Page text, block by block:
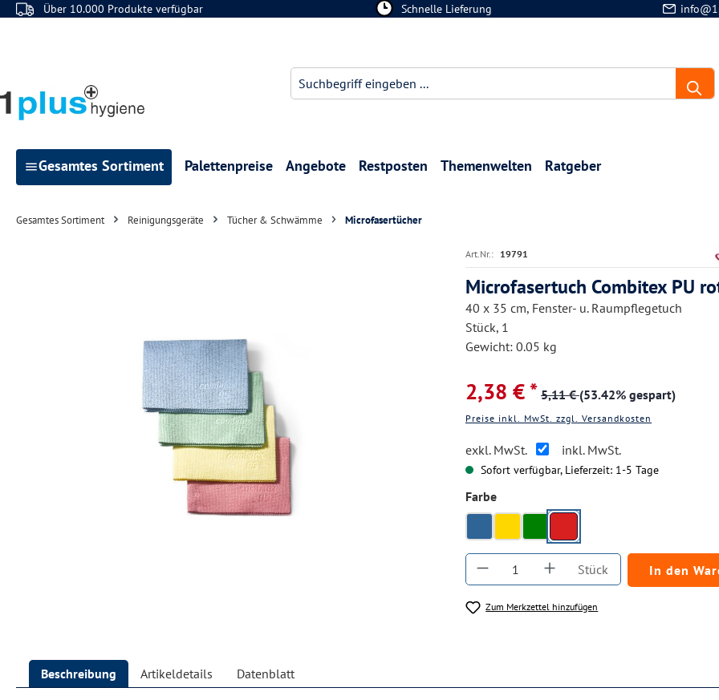
Hauptinhalt springen
Zur Suche springen
Zur Hauptnavigation springen
Über 10.000 Produkte verfügbar Schnelle Lieferung
Gesamtes Sortiment Palettenpreise Angebote Restposten Themenwelten Ratgeber
Gesamtes Sortiment Reinigungsgeräte Tücher & Schwämme Microfasertücher
Art.Nr.: 19791
Microfasertuch Combitex PU
40 x 35 cm, Fenster- u. Raumpflegetuch
Stück, 1
Gewicht: 0.05 kg
2,38 € * 5,11 €(53.42% gespart)
Preise inkl. MwSt. zzgl. Versandkosten
exkl. MwSt. inkl. MwSt.
Sofort verfügbar, Lieferzeit: 1-5 Tage
Farbeauswählen
Produkt Anzahl: Gib den
Stück In den
Zum Merkzettel hinzufügen
Beschreibung Artikeldetails Datenblatt